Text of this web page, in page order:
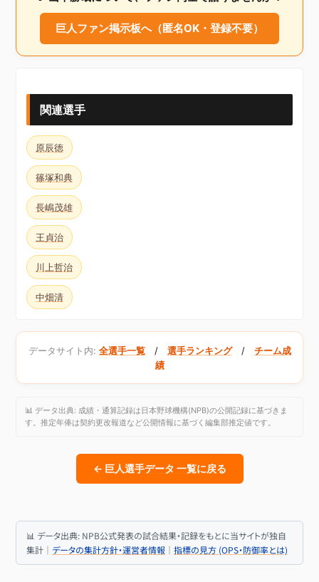
巨人ファン掲示板へ（匿名OK・登録不要）
関連選手
原辰徳
篠塚和典
長嶋茂雄
王貞治
川上哲治
中畑清
データサイト内: 全選手一覧/ 選手ランキング/ チーム成
績
📊 データ出典: 成績・通算記録は日本野球機構(NPB)の公開記録に基づきま
す。推定年俸は契約更改報道など公開情報に基づく編集部推定値です。
← 巨人選手データ 一覧に戻る
📊 データ出典: NPB公式発表の試合結果・記録をもとに当サイトが独自
集計｜ データの集計方針・運営者情報 ｜ 指標の見方 (OPS・防御率とは)